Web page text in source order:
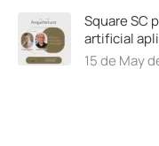
Square SC
artificial
15 de May